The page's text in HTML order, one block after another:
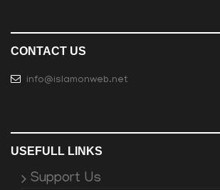
CONTACT US
info@islamonweb.net
USEFULL LINKS
Support Us